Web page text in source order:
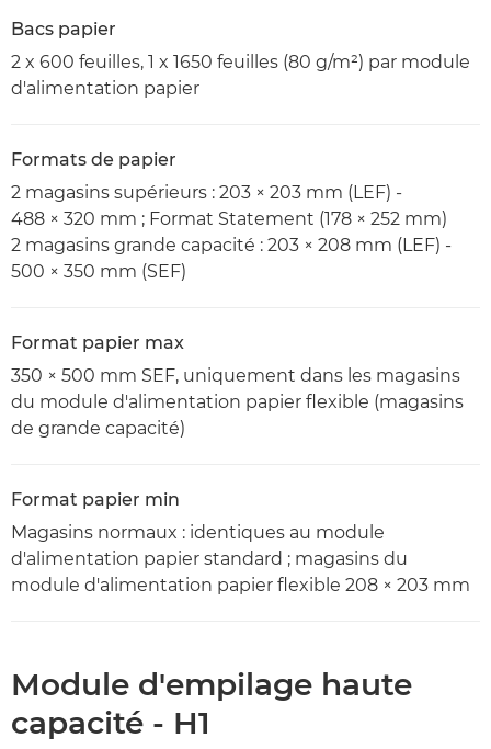
Bacs papier
2 x 600 feuilles, 1 x 1650 feuilles (80 g/m²) par module
d'alimentation papier
Formats de papier
2 magasins supérieurs : 203 × 203 mm (LEF) -
488 × 320 mm ; Format Statement (178 × 252 mm)
2 magasins grande capacité : 203 × 208 mm (LEF) -
500 × 350 mm (SEF)
Format papier max
350 × 500 mm SEF, uniquement dans les magasins
du module d'alimentation papier flexible (magasins
de grande capacité)
Format papier min
Magasins normaux : identiques au module
d'alimentation papier standard ; magasins du
module d'alimentation papier flexible 208 × 203 mm
Module d'empilage haute
capacité - H1